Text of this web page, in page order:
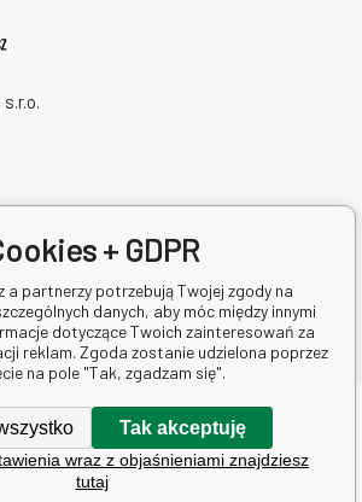
firmy: 22259848
2026 GTSTORE Hukvaldy, s.r.o.
prawa zastrzeżone.
commerce BINARGON.cz
+ GDPR
a partnerzy potrzebują Twojej zgody na
danych, aby móc między innymi
dotyczące Twoich zainteresowań za
reklam. Zgoda zostanie udzielona poprzez
na pole "Tak, zgadzam się".
Tak akceptuję
wraz z objaśnieniami znajdziesz
tutaj